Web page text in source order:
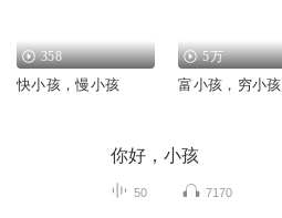
358
快小孩，慢小孩
5万
富小孩，穷小孩
你好，小孩
50 7170